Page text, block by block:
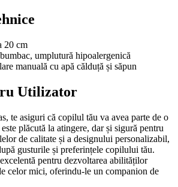
20 cm
umplutură hipoalergenică
manuală cu apă călduță și săpun
Utilizator
te asiguri că copilul tău va avea parte de o
plăcută la atingere, dar și sigură pentru
de calitate și a designului personalizabil,
gusturile și preferințele copilului tău.
pentru dezvoltarea abilităților
celor mici, oferindu-le un companion de